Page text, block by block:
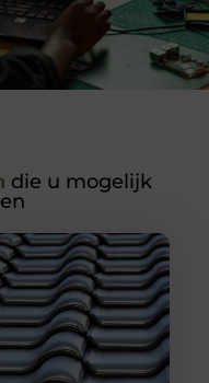
die u mogelijk